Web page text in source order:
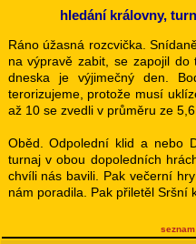
hledání královny,
Ráno úžasná rozcvička.
na výpravě zabit, se zapojil
dneska je výjimečný den.
terorizujeme, protože musí
až 10 se zvedli v průměru ze 5,6
Oběd. Odpolední klid a nebo
turnaj v obou dopoledních
chvíli nás bavili. Pak večerní
nám poradila. Pak přiletěl Sršní